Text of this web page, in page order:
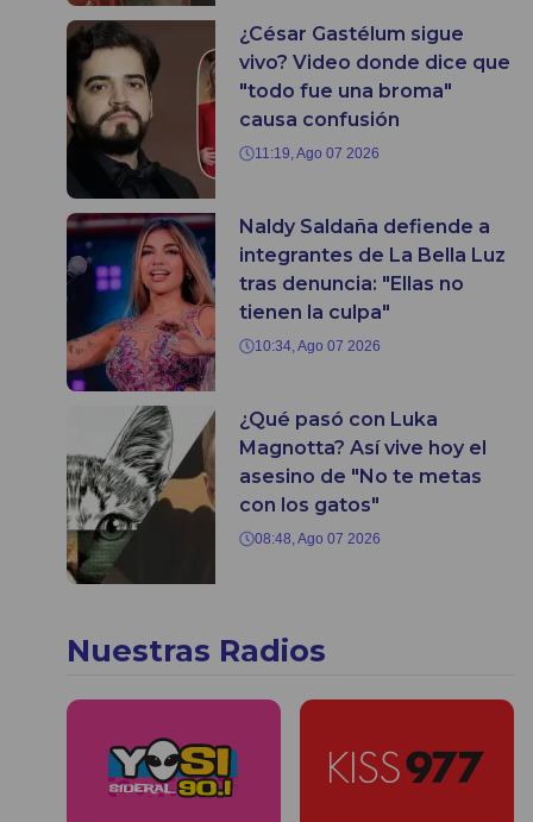
¿César Gastélum sigue
vivo? Video donde dice que
"todo fue una broma"
causa confusión
11:19, Ago 07 2026
Naldy Saldaña defiende a
integrantes de La Bella Luz
tras denuncia: "Ellas no
tienen la culpa"
10:34, Ago 07 2026
¿Qué pasó con Luka
Magnotta? Así vive hoy el
asesino de "No te metas
con los gatos"
08:48, Ago 07 2026
Nuestras Radios